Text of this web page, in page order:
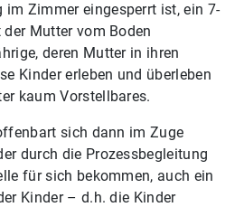
Zimmer eingesperrt ist, ein 7-
Mutter vom Boden
deren Mutter in ihren
Kinder erleben und überleben
kaum Vorstellbares.
sich dann im Zuge
durch die Prozessbegleitung
für sich bekommen, auch ein
Kinder – d.h. die Kinder